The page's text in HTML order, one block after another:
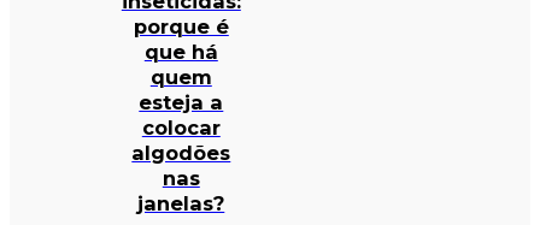
porque é
que há
quem
esteja a
colocar
algodões
nas
janelas?